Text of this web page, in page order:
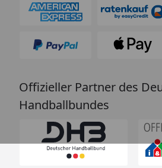
Offizieller Partner des
Handballbundes